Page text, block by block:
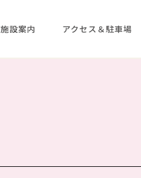
施設案内 アクセス＆駐車場